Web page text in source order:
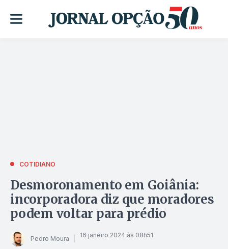
COTIDIANO
Desmoronamento em Goiânia:
incorporadora diz que moradores
podem voltar para prédio
Pedro Moura 16 janeiro 2024 às 08h51